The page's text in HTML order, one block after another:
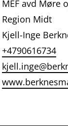
MEF avd Møre
Region Midt
Kjell-Inge
+4790616734